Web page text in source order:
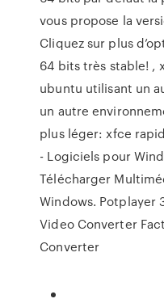
vous propose la
Cliquez sur plus
64 bits très stable! ,
ubuntu utilisant un
un autre
plus léger: xfce
- Logiciels pour
Télécharger
Windows. Potplayer
Video Converter
Converter